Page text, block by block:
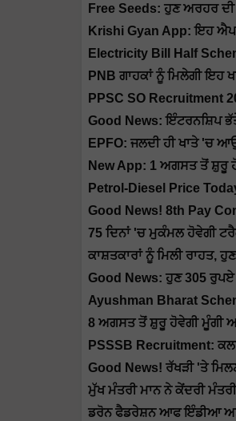
Free Seeds: ਹੁਣ ਅਰਹਰ
Krishi Gyan App: ਇਹ ਐਪ
Electricity Bill Half
PNB ਗਾਹਕਾਂ ਨੂੰ ਮਿਲੇਗੀ
PPSC SO
Good News: ਇੰਟਰਨਸ਼ਿਪ
EPFO: ਜਲਦੀ ਹੀ ਖਾਤੇ 'ਚ
New App: 1 ਅਗਸਤ ਤੋਂ ਸ਼ੁਰੂ
Petrol-Diesel Price
Good News! 8th Pay
75 ਦਿਨਾਂ 'ਚ ਮੁਕੰਮਲ ਹੋਵੇਗੀ
ਕਾਸ਼ਤਕਾਰਾਂ ਨੂੰ ਮਿਲੀ ਰਾਹਤ,
Good News: ਹੁਣ 305 ਰੁਪਏ
Ayushman Bharat
8 ਅਗਸਤ ਤੋਂ ਸ਼ੁਰੂ ਹੋਵੇਗੀ ਮੂੰਗੀ
PSSSB Recruitment:
Good News! ਰੱਖੜੀ 'ਤੇ
ਮੁੱਖ ਮੰਤਰੀ ਮਾਨ ਨੇ ਕੇਂਦਰੀ
ਡਰੋਨ ਫੈਡਰੇਸ਼ਨ ਆਫ ਇੰਡੀਆ ਅਤੇ